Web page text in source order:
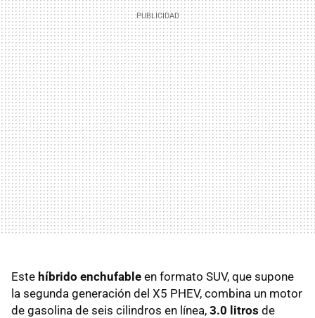
Este híbrido enchufable en formato SUV, que supone
la segunda generación del X5 PHEV, combina un motor
de gasolina de seis cilindros en línea, 3.0 litros de